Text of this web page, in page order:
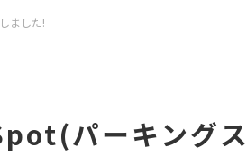
ました!
パーキング